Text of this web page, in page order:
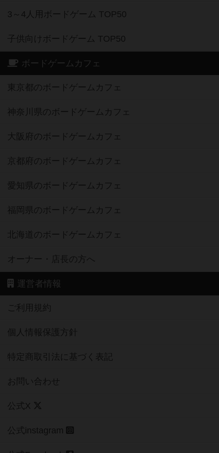
3～4人用ボードゲーム TOP50
子供向けボードゲーム TOP50
ボードゲームカフェ
東京都のボードゲームカフェ
神奈川県のボードゲームカフェ
大阪府のボードゲームカフェ
京都府のボードゲームカフェ
愛知県のボードゲームカフェ
福岡県のボードゲームカフェ
北海道のボードゲームカフェ
オーナー・店長の方へ
運営者情報
ご利用規約
個人情報保護方針
特定商取引法に基づく表記
お問い合わせ
公式X
公式instagram